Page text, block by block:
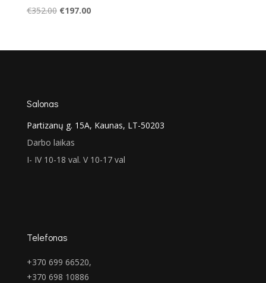
€352.00 Original
€352.00.
€197.00Current
€197.00.
Salonas
Partizanų g. 15A, Kaunas, LT-50203
Darbo laikas
I- IV 10-18 val. V 10-17 val
Telefonas
+370 699 66520,
+370 698 10886